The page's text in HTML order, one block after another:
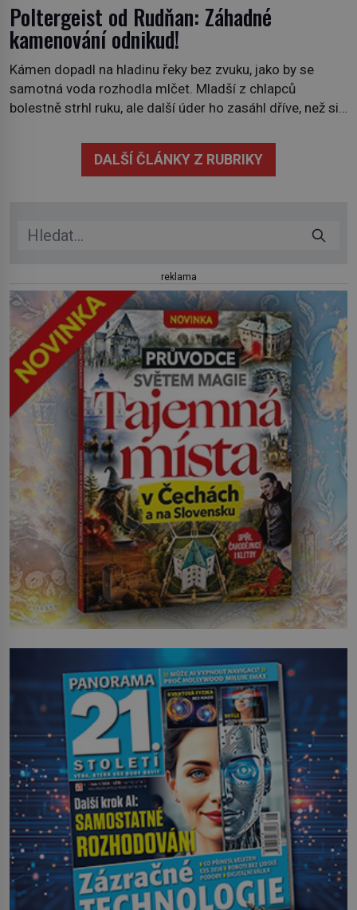
Poltergeist od Rudňan: Záhadné
kamenování odnikud!
Kámen dopadl na hladinu řeky bez zvuku, jako by se
samotná voda rozhodla mlčet. Mladší z chlapců
bolestně strhl ruku, ale další úder ho zasáhl dříve, než si
zachrčel starší student, ale v houštině na břehu nebyl
nikdo, kdo by po nich mohl cokoliv házet. A když se […]
DALŠÍ ČLÁNKY Z RUBRIKY
reklama